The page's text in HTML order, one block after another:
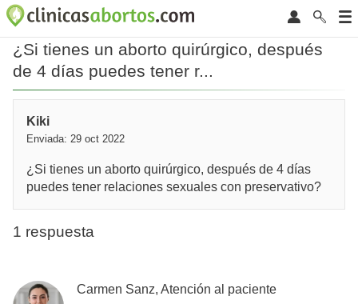
¿Si tienes un aborto quirúrgico, después
de 4 días puedes tener r...
Kiki
Enviada: 29 oct 2022
¿Si tienes un aborto quirúrgico, después de 4 días
puedes tener relaciones sexuales con preservativo?
1 respuesta
Carmen Sanz, Atención al paciente